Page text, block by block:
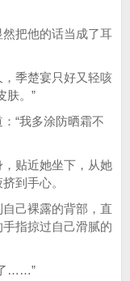
把他的话当成了耳
季楚宴只好又轻咳
肤。”
“我多涂防晒霜不
贴近她坐下，从她
到手心。
己裸露的背部，直
指掠过自己滑腻的
……”